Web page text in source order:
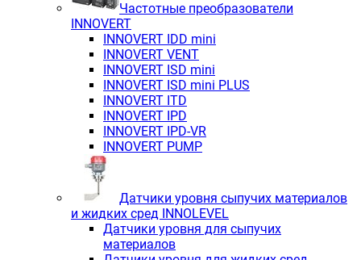
Частотные преобразователи
INNOVERT
INNOVERT IDD mini
INNOVERT VENT
INNOVERT ISD mini
INNOVERT ISD mini PLUS
INNOVERT ITD
INNOVERT IРD
INNOVERT IРD-VR
INNOVERT PUMP
Датчики уровня сыпучих материалов
и жидких сред INNOLEVEL
Датчики уровня для сыпучих
материалов